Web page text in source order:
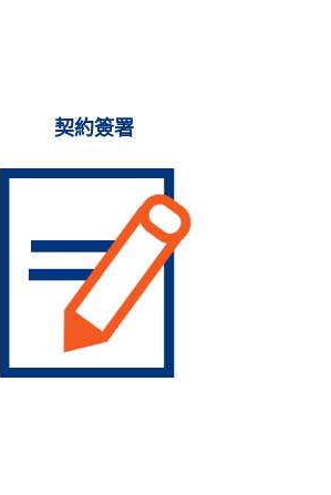
契約簽署